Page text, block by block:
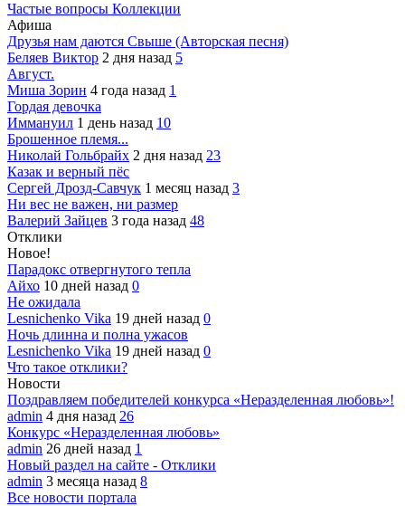
Частые вопросы Коллекции
Афиша
Друзья нам даются Свыше (Авторская песня)
Беляев Виктор 2 дня назад 5
Август.
Миша Зорин 4 года назад 1
Гордая девочка
Иммануил 1 день назад 10
Брошенное племя...
Николай Гольбрайх 2 дня назад 23
Казак и верный пёс
Сергей Дрозд-Савчук 1 месяц назад 3
Ни вес не важен, ни размер
Валерий Зайцев 3 года назад 48
Отклики
Новое!
Парадокс отвергнутого тепла
Айхо 10 дней назад 0
Не ожидала
Lesnichenko Vika 19 дней назад 0
Ночь длинна и полна ужасов
Lesnichenko Vika 19 дней назад 0
Что такое отклики?
Новости
Поздравляем победителей конкурса «Неразделенная любовь»!
admin 4 дня назад 26
Конкурс «Неразделенная любовь»
admin 26 дней назад 1
Новый раздел на сайте - Отклики
admin 3 месяца назад 8
Все новости портала